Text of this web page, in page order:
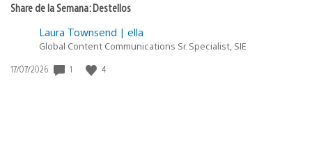
Share de la Semana: Destellos
Laura Townsend | ella
Global Content Communications Sr. Specialist, SIE
Fecha
17/07/2026 1 4